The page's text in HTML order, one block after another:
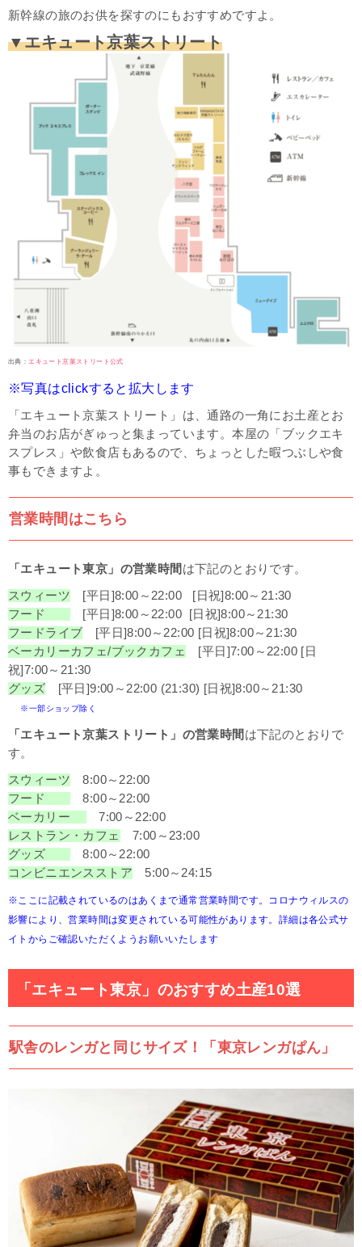
新幹線の旅のお供を探すのにもおすすめですよ。
▼エキュート京葉ストリート
出典：エキュート京葉ストリート公式
※写真はclickすると拡大します
「エキュート京葉ストリート」は、通路の一角にお土産とお
弁当のお店がぎゅっと集まっています。本屋の「ブックエキ
スプレス」や飲食店もあるので、ちょっとした暇つぶしや食
事もできますよ。
営業時間はこちら
「エキュート東京」の営業時間 は下記のとおりです。
スウィーツ [平日]8:00～22:00
[日祝]8:00～21:30
フード
[平日]8:00～22:00
[日祝]8:00～21:30
フードライブ
[平日]8:00～22:00 [日祝]8:00～21:30
ベーカリーカフェ/ブックカフェ
[平日]7:00～22:00 [日
祝]7:00～21:30
グッズ
[平日]9:00～22:00 (21:30) [日祝]8:00～21:30
※一部ショップ除く
「エキュート京葉ストリート」の営業時間 は下記のとおりで
す。
スウィーツ 8:00～22:00
フード
8:00～22:00
ベーカリー
7:00～22:00
レストラン・カフェ
7:00～23:00
グッズ
8:00～22:00
コンビニエンスストア
5:00～24:15
※ここに記載されているのはあくまで通常営業時間です。コロナウィルスの
影響により、営業時間は変更されている可能性があります。詳細は各公式サ
イトからご確認いただくようお願いいたします
「エキュート東京」のおすすめ土産10選
駅舎のレンガと同じサイズ！「東京レンガぱん」